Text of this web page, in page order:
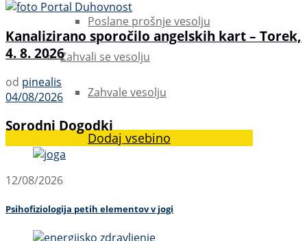
Poslane prošnje vesolju
Zahvali se vesolju
Zahvale vesolju
Dodaj vsebino
Kanalizirano sporočilo angelskih kart – Torek,
4. 8. 2026
od pinealis
04/08/2026
Sorodni Dogodki
12/08/2026
Psihofiziologija petih elementov v jogi